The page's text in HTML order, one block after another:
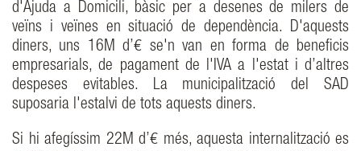
d'Ajuda a Domicili, bàsic per a desenes de milers de
veïns i veïnes en situació de dependència. D'aquests
diners, uns 16M d’€ se'n van en forma de beneficis
empresarials, de pagament de l'IVA a l'estat i d’altres
despeses evitables. La municipalització del SAD
suposaria l'estalvi de tots aquests diners.
Si hi afegíssim 22M d’€ més, aquesta internalització es